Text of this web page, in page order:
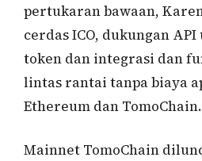
pertukaran bawaan,
cerdas ICO, dukungan
token dan integrasi dan
lintas rantai tanpa biaya
Ethereum dan TomoChain.
Mainnet TomoChain